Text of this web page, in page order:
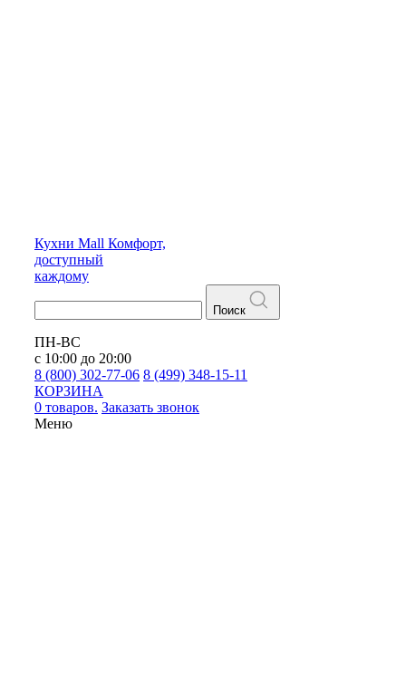
Кухни Mall Комфорт,
доступный
каждому
Поиск
ПН-ВС
с 10:00 до 20:00
8 (800) 302-77-06 8 (499) 348-15-11
КОРЗИНА
0 товаров. Заказать звонок
Меню